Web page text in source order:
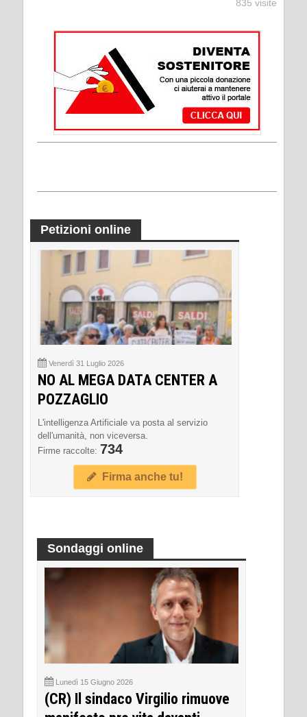
835 visite
Petizioni online
Venerdì 31 Luglio 2026
NO AL MEGA DATA CENTER A
POZZAGLIO
L'intelligenza Artificiale va posta al servizio
dell'umanità, non viceversa.
Firme raccolte: 734
Firma anche tu!
Sondaggi online
Lunedì 15 Giugno 2026
(CR) Il sindaco Virgilio rimuove